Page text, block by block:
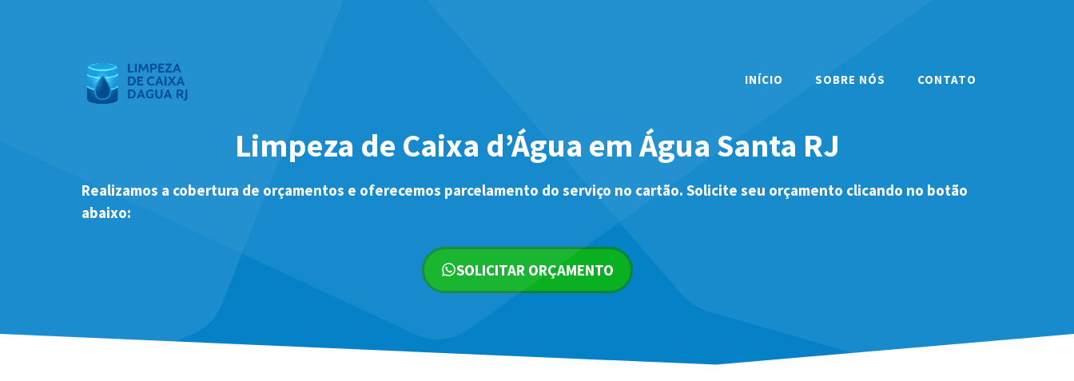
INÍCIO SOBRE NÓS CONTATO
Limpeza de Caixa d’Água em Água Santa RJ
Realizamos a cobertura de orçamentos e oferecemos parcelamento do serviço no cartão. Solicite seu orçamento clicando no botão
abaixo:
SOLICITAR ORÇAMENTO